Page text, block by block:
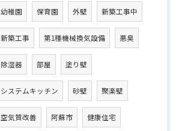
幼稚園 保育園 外壁 新築工事中
新築工事 第1種機械換気設備 悪臭
除湿器 部屋 塗り壁
システムキッチン 砂壁 聚楽壁
空気質改善 阿蘇市 健康住宅